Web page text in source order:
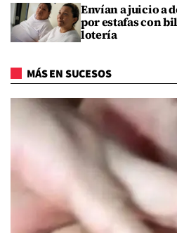
Envían a juicio a
por estafas con
lotería
MÁS EN SUCESOS